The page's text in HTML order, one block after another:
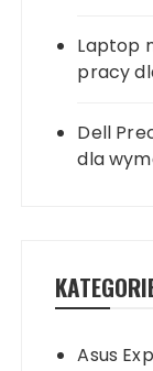
Laptop
pracy
Dell
dla
Asus